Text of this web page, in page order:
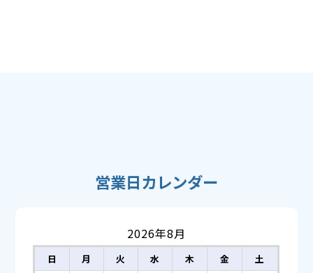
営業日カレンダー
2026年8月
日 月 火 水 木 金
土